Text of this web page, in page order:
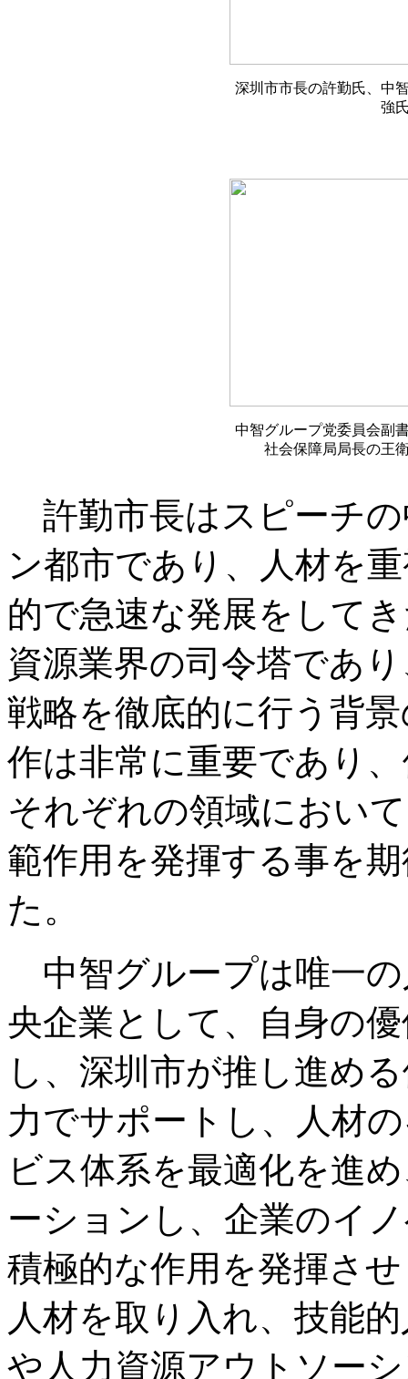
深圳市市長の許勤氏、中
強
中智グループ党委員会副
社会保障局局長の王
許勤市長はスピーチ
ン都市であり、人材を
的で急速な発展をして
資源業界の司令塔であ
戦略を徹底的に行う背
作は非常に重要であり
それぞれの領域におい
範作用を発揮する事を
た。
中智グループは唯一
央企業として、自身の
し、深圳市が推し進め
力でサポートし、人材
ビス体系を最適化を進
ーションし、企業のイ
積極的な作用を発揮さ
人材を取り入れ、技能
や人力資源アウトソー